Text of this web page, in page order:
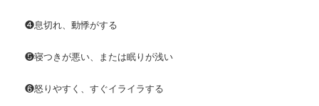
❹息切れ、動悸がする
❺寝つきが悪い、または眠りが浅い
❻怒りやすく、すぐイライラする